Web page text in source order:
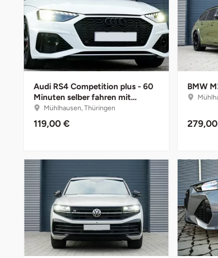
Audi RS4 Competition plus - 60
Minuten selber fahren mit
Instruktor
Mühlhausen, Thüringen
119,00 €
BMW
Bruchköbel
Bruchsal
Burghausen
Chemnitz
Coburg
Cottbus
Darmstadt
Deggendorf
Münster
Nürnberg
Oberlausitz
Strausberg (Berlin/Brandenburg)
Sömmerda
Weimar
sächsische Schweiz
Sangerhausen
Sonneberg
Suhl
Unterwellenborn
Weimar
Witterda